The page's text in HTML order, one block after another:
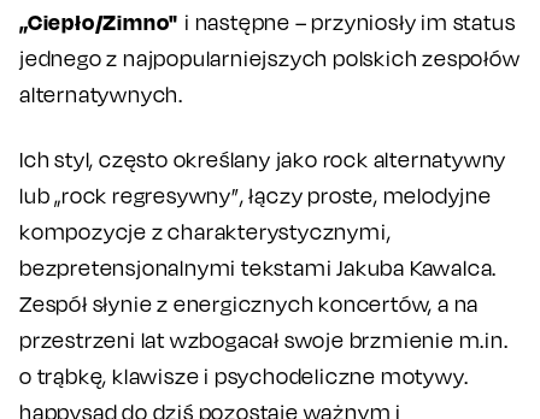
„Ciepło/Zimno" i następne – przyniosły im status
jednego z najpopularniejszych polskich zespołów
alternatywnych.
Ich styl, często określany jako rock alternatywny
lub „rock regresywny”, łączy proste, melodyjne
kompozycje z charakterystycznymi,
bezpretensjonalnymi tekstami Jakuba Kawalca.
Zespół słynie z energicznych koncertów, a na
przestrzeni lat wzbogacał swoje brzmienie m.in.
o trąbkę, klawisze i psychodeliczne motywy.
happysad do dziś pozostaje ważnym i